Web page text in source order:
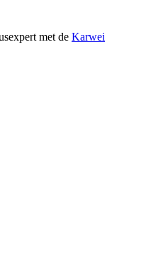
met de Karwei